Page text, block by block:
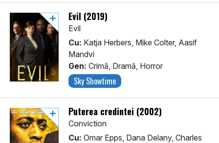
Evil (2019)
Evil
Cu: Katja Herbers, Mike Colter, Aasif
Mandvi
Gen: Crimă, Dramă, Horror
Sky Showtime
Puterea credintei (2002)
Conviction
Cu: Omar Epps, Dana Delany, Charles